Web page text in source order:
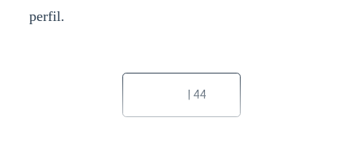
perfil.
| 44